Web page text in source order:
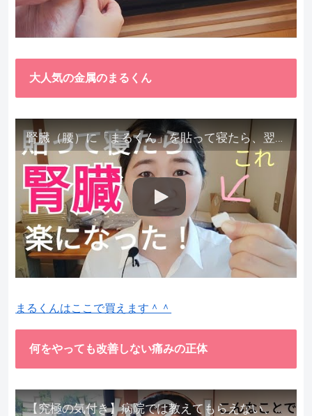
大人気の金属のまるくん
腎臓（腰）に「まるくん」を貼って寝たら、翌朝めちゃ楽でびっくりしました。腎臓叩いても痛くない！【お客様の声を試してみた】
まるくんはここで買えます＾＾
何をやっても改善しない痛みの正体
【究極の気付き】病院では教えてもらえない、その長年悩んできた痛み、症状、どうして治らないのか？痛みの正体、実際に今すぐ試して知ってほしい。